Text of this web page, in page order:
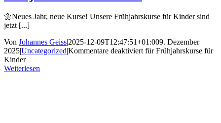
🌼Neues Jahr, neue Kurse! Unsere Frühjahrskurse für Kinder sind
jetzt [...]
Von Johannes Geiss|2025-12-09T12:47:51+01:009. Dezember
2025|Uncategorized|Kommentare deaktiviert für Frühjahrskurse für
Kinder
Weiterlesen